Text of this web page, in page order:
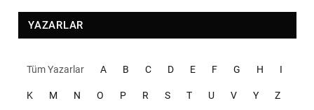
YAZARLAR
Tüm Yazarlar A B C D E F G H I
K M N O P R S T U V Y Z